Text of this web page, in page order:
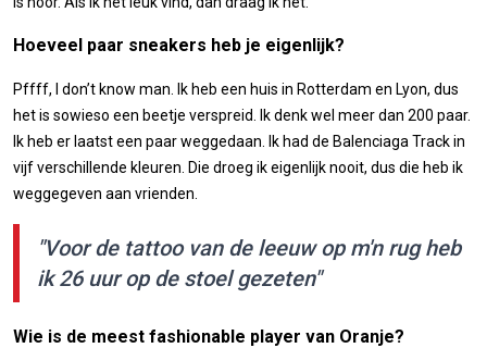
Hoeveel paar sneakers heb je eigenlijk?
Pffff, I don’t know man. Ik heb een huis in Rotterdam en Lyon, dus
het is sowieso een beetje verspreid. Ik denk wel meer dan 200 paar.
Ik heb er laatst een paar weggedaan. Ik had de Balenciaga Track in
vijf verschillende kleuren. Die droeg ik eigenlijk nooit, dus die heb ik
weggegeven aan vrienden.
"Voor de tattoo van de leeuw op m'n rug heb
ik 26 uur op de stoel gezeten"
Wie is de meest fashionable player van Oranje?